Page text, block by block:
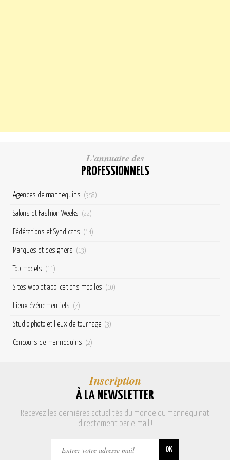
L'annuaire des
PROFESSIONNELS
Agences de mannequins (358)
Salons et Fashion Weeks (22)
Fédérations et Syndicats (14)
Marques et designers (13)
Top models (11)
Sites web et applications mobiles (10)
Lieux événementiels (7)
Studio photo et lieux de tournage (3)
Concours de mannequins (2)
Inscription
À LA NEWSLETTER
Recevez les dernières actualités du monde du mannequinat
directement par e-mail !